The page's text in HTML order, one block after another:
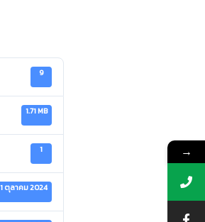
9
1.71 MB
1
ตุลาคม 2024
→